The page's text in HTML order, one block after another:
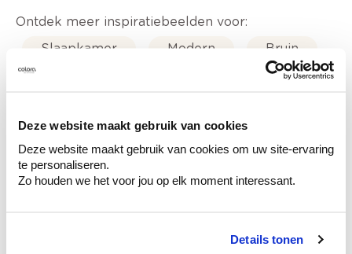
Deze website maakt gebruik van cookies
Deze website maakt gebruik van cookies om uw site-ervaring
te personaliseren.
Zo houden we het voor jou op elk moment interessant.
Details tonen
Ontdek meer inspiratiebeelden voor:
Slaapkamer
Modern Bruin
Kleuradvies aan huis
Krijg kleuradvies op basis van de lichtinval